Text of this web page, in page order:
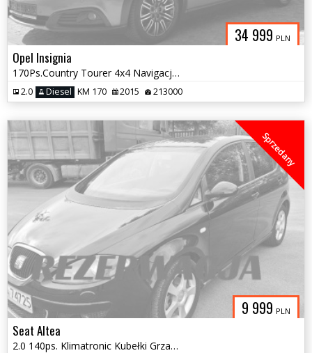
34 999 PLN
Opel Insignia
170Ps.Country Tourer 4x4 Navigacja Klimatronic Dwustrefowy 2015
2.0 Diesel KM 170 2015 213000
9 999 PLN
Sprzedany
Seat Altea
2.0 140ps. Klimatronic Kubełki Grzane Fotele 2006rok